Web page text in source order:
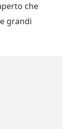
che
grandi